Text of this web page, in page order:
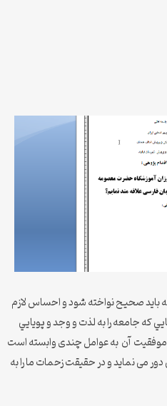
صحیح نواخته شود و احساس لازم
كه جامعه را به لذت و وجد و پويايي
آن به عوامل چندی وابسته است
دور می نماید و در حقیقت زحمات ما را به